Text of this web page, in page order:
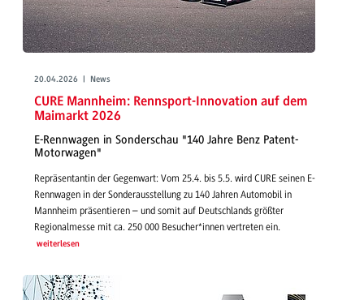
20.04.2026 | News
CURE Mannheim: Rennsport-Innovation auf dem
Maimarkt 2026
E-Rennwagen in Sonderschau "140 Jahre Benz Patent-
Motorwagen"
Repräsentantin der Gegenwart: Vom 25.4. bis 5.5. wird CURE seinen E-
Rennwagen in der Sonderausstellung zu 140 Jahren Automobil in
Mannheim präsentieren – und somit auf Deutschlands größter
Regionalmesse mit ca. 250 000 Besucher*innen vertreten ein.
weiterlesen